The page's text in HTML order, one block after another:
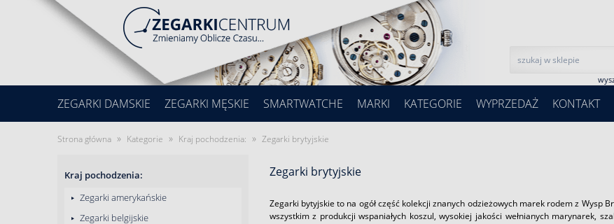
ZEGARKI DAMSKIE ZEGARKI MĘSKIE SMARTWATCHE MARKI KATEGORIE WYPRZEDAŻ KONTAKT
Strona główna » Kategorie » Kraj pochodzenia: » Zegarki brytyjskie
Kraj pochodzenia:
Zegarki amerykańskie
Zegarki belgijskie
Zegarki brytyjskie
Zegarki bytyjskie to na ogół część kolekcji znanych odzieżowych marek rodem z Wysp
wszystkim z produkcji wspaniałych koszul, wysokiej jakości wełnianych marynarek,